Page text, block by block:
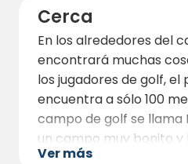
Cerca
En los alrededores del
encontrará muchas
los jugadores de golf,
encuentra a sólo 100
campo de golf se llama
un campo muy bonito y
Ver más